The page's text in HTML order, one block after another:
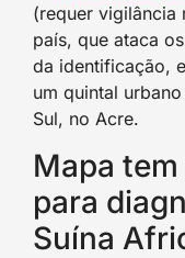
(requer vigilância
país, que ataca
da identificação,
um quintal
Sul, no Acre.
Mapa
para
Suína